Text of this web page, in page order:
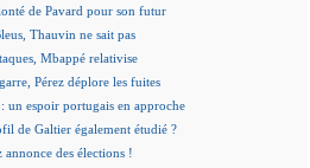
de Pavard pour son futur
Thauvin ne sait pas
Mbappé relativise
Pérez déplore les fuites
un espoir portugais en approche
de Galtier également étudié ?
annonce des élections !